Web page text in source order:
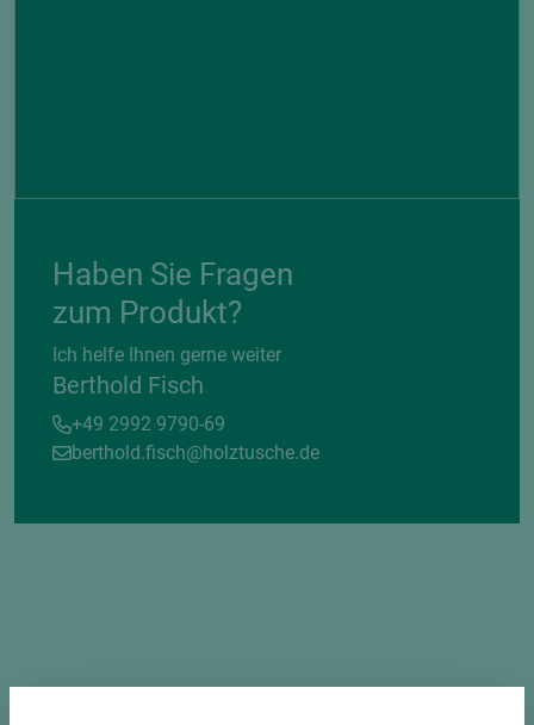
Haben Sie Fragen
zum Produkt?
Ich helfe Ihnen gerne weiter
Berthold Fisch
+49 2992 9790-69
berthold.fisch@holztusche.de